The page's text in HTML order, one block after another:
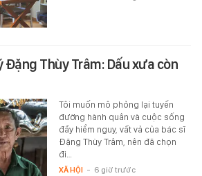
Đặng Thùy Trâm: Dấu xưa còn
Tôi muốn mô phỏng lại tuyến
đường hành quân và cuộc sống
đầy hiểm nguy, vất vả của bác sĩ
Đặng Thùy Trâm, nên đã chọn
đi…
XÃ HỘI - 6 giờ trước